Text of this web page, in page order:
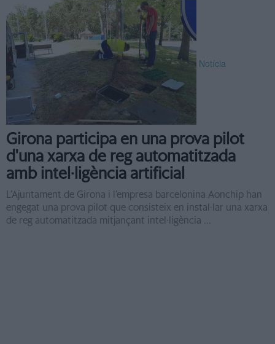
Notícia
Girona participa en una prova pilot
d'una xarxa de reg automatitzada
amb intel·ligència artificial
L’Ajuntament de Girona i l’empresa barcelonina Aonchip han
engegat una prova pilot que consisteix en instal·lar una xarxa
de reg automatitzada mitjançant intel·ligència ...